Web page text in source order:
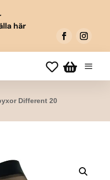
här
 
Different 20